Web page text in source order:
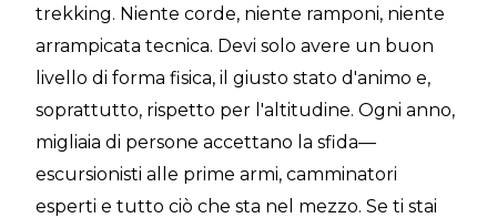
trekking. Niente corde, niente ramponi, niente
arrampicata tecnica. Devi solo avere un buon
livello di forma fisica, il giusto stato d'animo e,
soprattutto, rispetto per l'altitudine. Ogni anno,
migliaia di persone accettano la sfida—
escursionisti alle prime armi, camminatori
esperti e tutto ciò che sta nel mezzo. Se ti stai